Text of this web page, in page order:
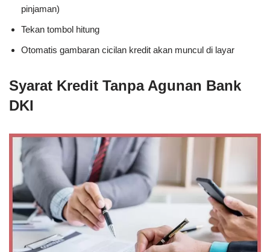
pinjaman)
Tekan tombol hitung
Otomatis gambaran cicilan kredit akan muncul di layar
Syarat Kredit Tanpa Agunan Bank
DKI